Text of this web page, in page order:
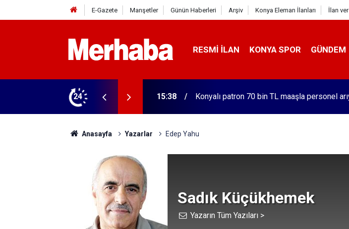
E-Gazete Manşetler Günün Haberleri Arşiv Konya Eleman İlanları İlan ver
RESMI İLAN KONYA SPOR GÜNDEM
24
arıyor! İşte o firma 15:30 Konya'da seyir halindeki traktör yandı
Anasayfa Yazarlar Edep Yahu
Sadık Küçükhemek
Yazarın Tüm Yazıları >